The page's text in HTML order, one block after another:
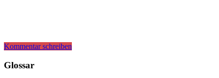
Kommentar schreiben
Glossar